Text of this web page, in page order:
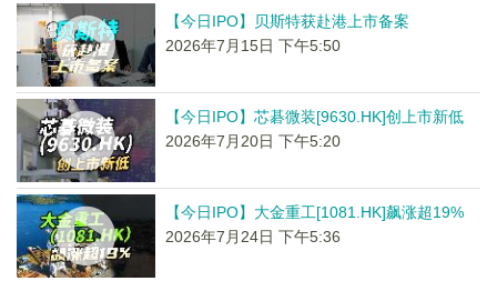
【今日IPO】贝斯特获赴港上市备案
2026年7月15日 下午5:50
【今日IPO】芯碁微装[9630.HK]创上市新低
2026年7月20日 下午5:20
【今日IPO】大金重工[1081.HK]飙涨超19%
2026年7月24日 下午5:36